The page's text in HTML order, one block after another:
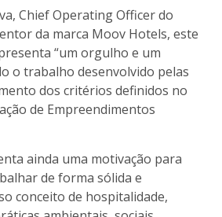
Chief Operating Officer do
da marca Moov Hotels, este
“um orgulho e um
o trabalho desenvolvido pelas
dos critérios definidos no
de Empreendimentos
ainda uma motivação para
de forma sólida e
conceito de hospitalidade,